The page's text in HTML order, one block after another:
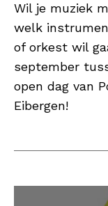
Wil je muziek
welk
of orkest wil
september
open dag van
Eibergen!